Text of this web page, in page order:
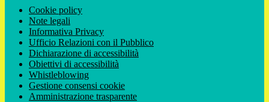
Cookie policy
Note legali
Informativa Privacy
Ufficio Relazioni con il Pubblico
Dichiarazione di accessibilità
Obiettivi di accessibilità
Whistleblowing
Gestione consensi cookie
Amministrazione trasparente